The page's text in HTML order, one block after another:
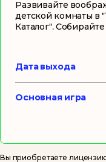
Развивайте
детской комнаты в
Каталог".
выступления
симов в новую
прически, которые
их стиль.
Дата выхода
Основная игра
Вы приобретаете